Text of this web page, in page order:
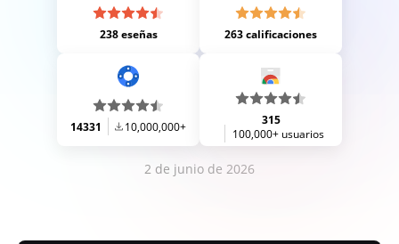
238 eseñas 263 calificaciones
14331 10,000,000+
315
100,000+ usuarios
2 de junio de 2026